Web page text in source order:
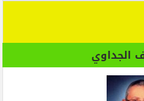
الجداوي